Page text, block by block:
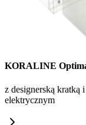
KORALINE
z designerską
elektrycznym